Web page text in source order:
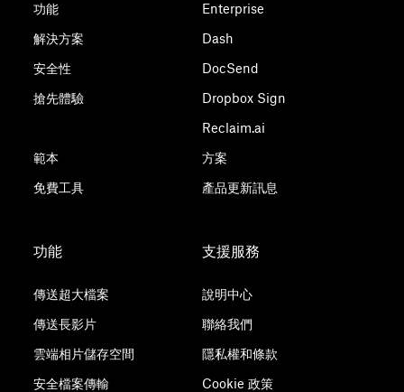
功能
解決方案
安全性
搶先體驗
範本
免費工具
Enterprise
Dash
DocSend
Dropbox Sign
Reclaim.ai
方案
產品更新訊息
功能
傳送超大檔案
傳送長影片
雲端相片儲存空間
安全檔案傳輸
支援服務
說明中心
聯絡我們
隱私權和條款
Cookie 政策